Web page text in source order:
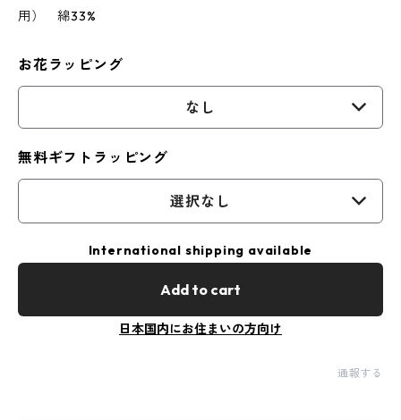
用） 綿33%
お花ラッピング
なし
無料ギフトラッピング
選択なし
International shipping available
Add to cart
日本国内にお住まいの方向け
通報する